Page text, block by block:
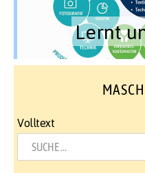
Lernt
Volltext